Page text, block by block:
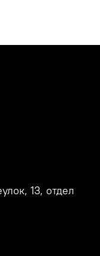
13, отдел